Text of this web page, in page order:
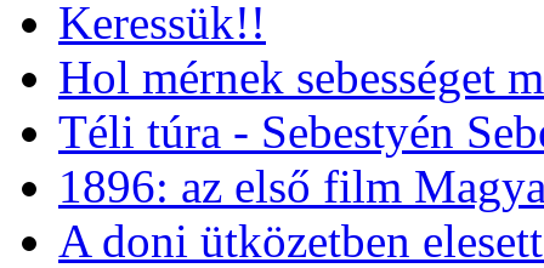
Keressük!!
Hol mérnek sebességet
Téli túra - Sebestyén
1896: az első film
A doni ütközetben